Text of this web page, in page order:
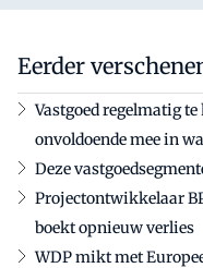
Eerder
Vastgoed regelmatig
onvoldoende mee in
Deze
Projectontwikkelaar
boekt opnieuw verlies
WDP mikt met